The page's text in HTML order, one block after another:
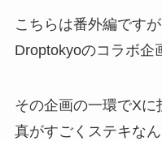
こちらは番外編です
Droptokyoのコラボ企
その企画の一環でX
真がすごくステキなん